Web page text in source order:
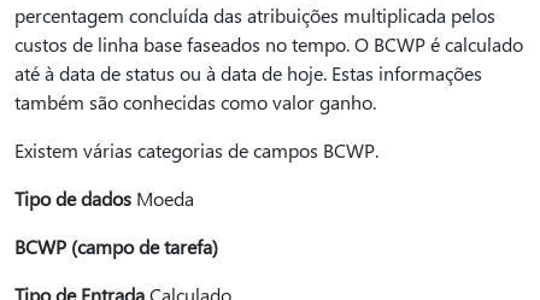
percentagem concluída das atribuições multiplicada pelos
custos de linha base faseados no tempo. O BCWP é calculado
até à data de status ou à data de hoje. Estas informações
também são conhecidas como valor ganho.
Existem várias categorias de campos BCWP.
Tipo de dados Moeda
BCWP (campo de tarefa)
Tipo de EntradaCalculado